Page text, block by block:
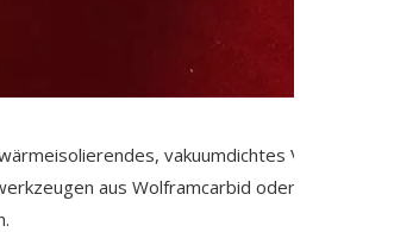
vakuumdichtes
aus Wolframcarbid oder